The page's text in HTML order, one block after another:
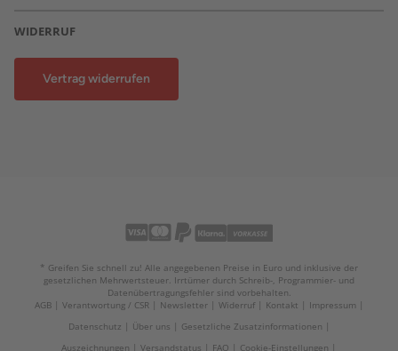
WIDERRUF
Vertrag widerrufen
* Greifen Sie schnell zu! Alle angegebenen Preise in Euro und inklusive der
gesetzlichen Mehrwertsteuer. Irrtümer durch Schreib-, Programmier- und
Datenübertragungsfehler sind vorbehalten.
AGB
Verantwortung / CSR Newsletter Widerruf Kontakt
Impressum
Datenschutz
Über uns
Gesetzliche Zusatzinformationen
Auszeichnungen
Versandstatus FAQ
Cookie-Einstellungen